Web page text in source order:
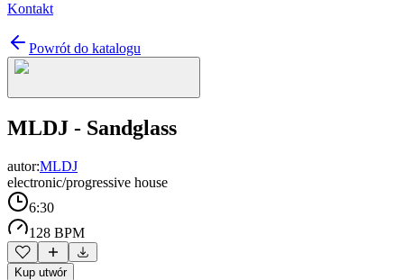
Kontakt
Powrót do katalogu
MLDJ - Sandglass
autor:MLDJ
electronic/progressive house
6:30
128 BPM
Kup utwór